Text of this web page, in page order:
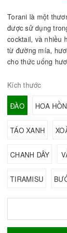
Torani là một
được sử dụng
cocktail, và nhiều
từ đường mía,
cho thức uống
Kích thước
ĐÀO HOA
TÁO XANH
CHANH DÂY
TIRAMISU